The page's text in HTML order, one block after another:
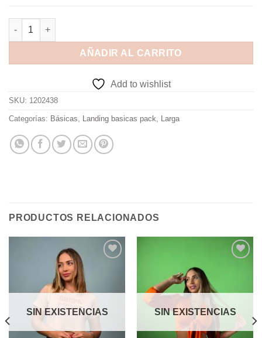
AÑADIR AL CARRITO
Add to wishlist
SKU: 1202438
Categorías: Básicas Landing basicas pack Larga
PRODUCTOS RELACIONADOS
SIN EXISTENCIAS SIN EXISTENCIAS